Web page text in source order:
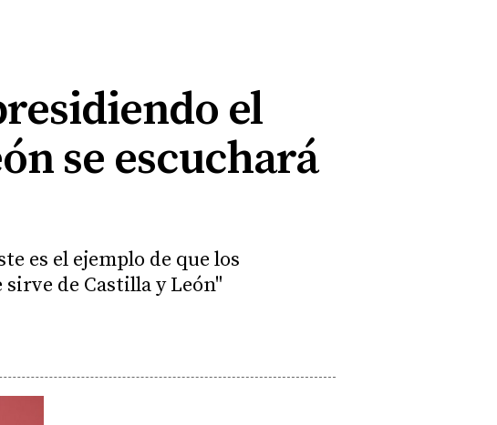
el
se escuchará
es el ejemplo de que los
de Castilla y León"